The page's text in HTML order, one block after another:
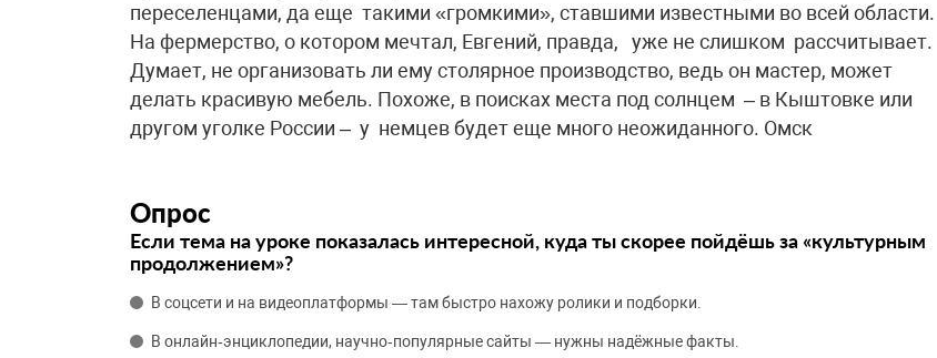
переселенцами, да еще такими «громкими», ставшими известными во всей области.
На фермерство, о котором мечтал, Евгений, правда, уже не слишком рассчитывает.
Думает, не организовать ли ему столярное производство, ведь он мастер, может
делать красивую мебель. Похоже, в поисках места под солнцем – в Кыштовке или
другом уголке России – у немцев будет еще много неожиданного. Омск
Опрос
Если тема на уроке показалась интересной, куда ты скорее пойдёшь за «культурным
продолжением»?
В соцсети и на видеоплатформы — там быстро нахожу ролики и подборки.
В онлайн‑энциклопедии, научно‑популярные сайты — нужны надёжные факты.